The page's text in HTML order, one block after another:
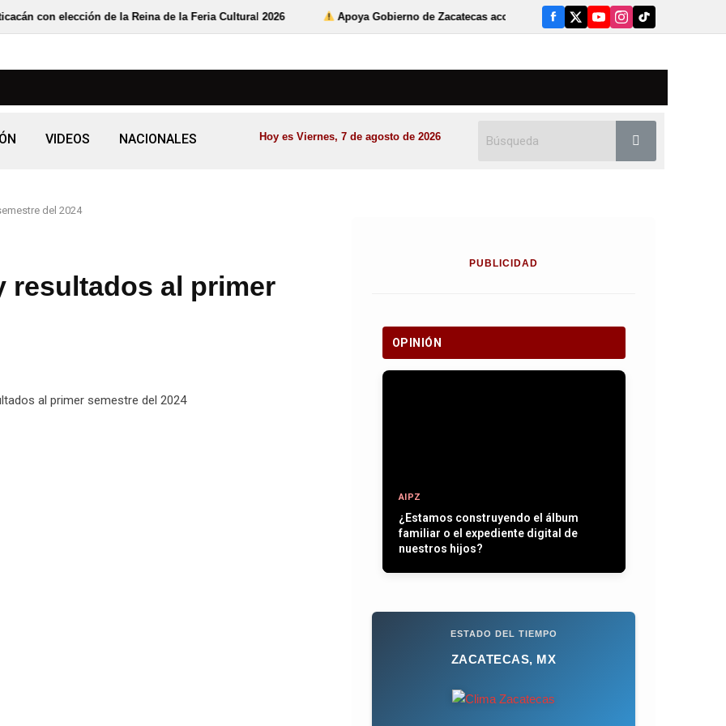
de la Reina de la Feria Cultural 2026 Apoya Gobierno de Zacatecas acciones de búsqueda de personas en centros penitenciarios
VIDEOS NACIONALES Hoy es Viernes, 7 de agosto de 2026
del 2024
resultados al primer
PUBLICIDAD
OPINIÓN
AIPZ
Entre plumas, operativos y la paz que
se quiere recuperar
ESTADO DEL TIEMPO
ZACATECAS, MX